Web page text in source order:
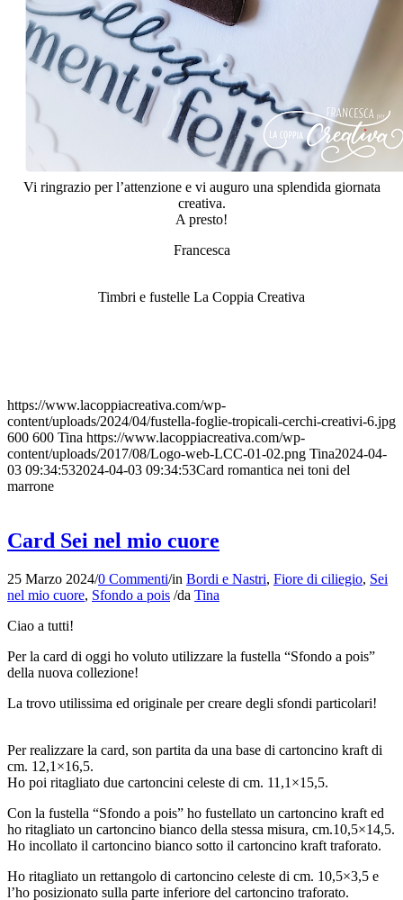
Vi ringrazio per l’attenzione e vi auguro una splendida giornata
creativa.
A presto!
Francesca
Timbri e fustelle La Coppia Creativa
https://www.lacoppiacreativa.com/wp-
content/uploads/2024/04/fustella-foglie-tropicali-cerchi-creativi-6.jpg
600 600 Tina https://www.lacoppiacreativa.com/wp-
content/uploads/2017/08/Logo-web-LCC-01-02.png Tina2024-04-
03 09:34:532024-04-03 09:34:53Card romantica nei toni del
marrone
Card Sei nel mio cuore
25 Marzo 2024/0 Commenti/in Bordi e Nastri, Fiore di ciliegio, Sei
nel mio cuore, Sfondo a pois /da Tina
Ciao a tutti!
Per la card di oggi ho voluto utilizzare la fustella “Sfondo a pois”
della nuova collezione!
La trovo utilissima ed originale per creare degli sfondi particolari!
Per realizzare la card, son partita da una base di cartoncino kraft di
cm. 12,1×16,5.
Ho poi ritagliato due cartoncini celeste di cm. 11,1×15,5.
Con la fustella “Sfondo a pois” ho fustellato un cartoncino kraft ed
ho ritagliato un cartoncino bianco della stessa misura, cm.10,5×14,5.
Ho incollato il cartoncino bianco sotto il cartoncino kraft traforato.
Ho ritagliato un rettangolo di cartoncino celeste di cm. 10,5×3,5 e
l’ho posizionato sulla parte inferiore del cartoncino traforato.